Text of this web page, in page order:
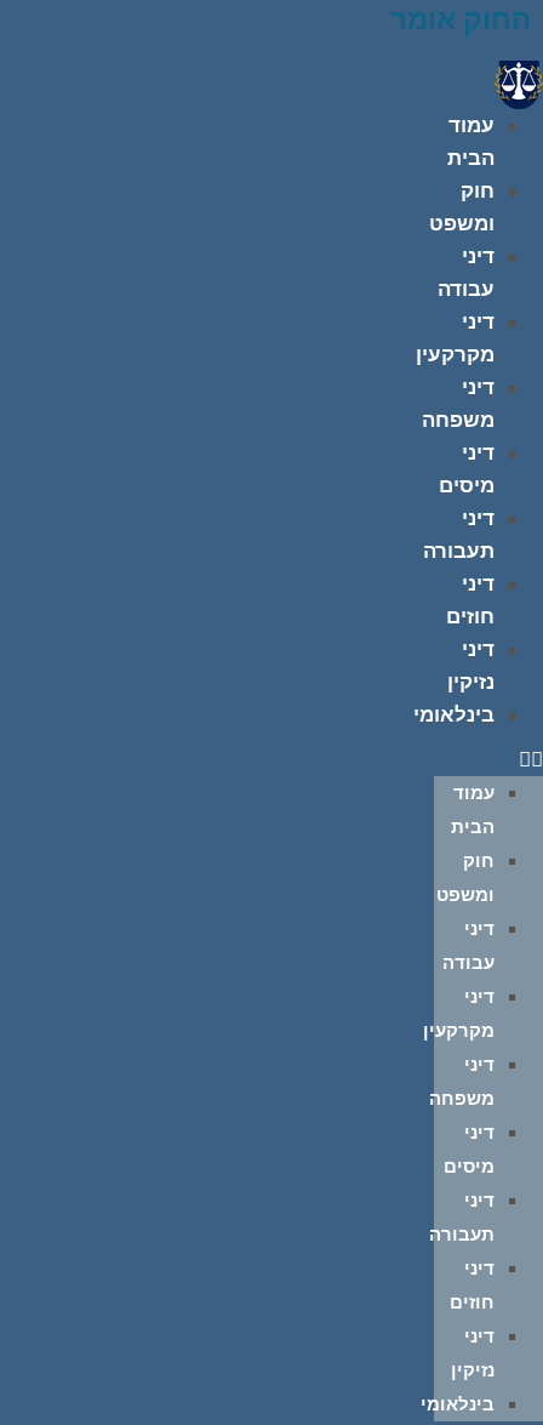
החוק אומר
עמוד
הבית
חוק
ומשפט
דיני
עבודה
דיני
מקרקעין
דיני
משפחה
דיני
מיסים
דיני
תעבורה
דיני
חוזים
דיני
נזיקין
בינלאומי
עמוד
הבית
חוק
ומשפט
דיני
עבודה
דיני
מקרקעין
דיני
משפחה
דיני
מיסים
דיני
תעבורה
דיני
חוזים
דיני
נזיקין
בינלאומי